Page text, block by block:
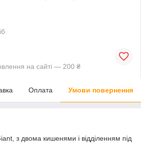
на сайті — 200 ₴
Оплата Умови повернення
з двома кишенями і відділенням під